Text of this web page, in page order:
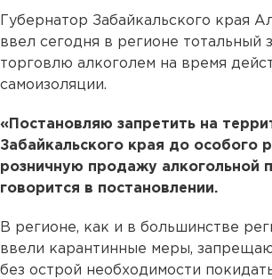
Губернатор Забайкальского края
ввел сегодня в регионе тотальный
торговлю алкоголем на время
самоизоляции.
«Постановляю запретить на
Забайкальского края до особого
розничную продажу алкогольной
говорится в постановлении.
В регионе, как и в большинстве
ввели карантинные меры,
без острой необходимости